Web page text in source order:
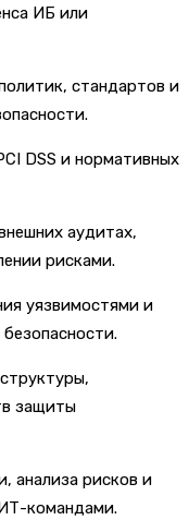
ИБ или
стандартов и
DSS и нормативных
аудитах,
рисками.
уязвимостями и
защиты
анализа рисков и
командами.